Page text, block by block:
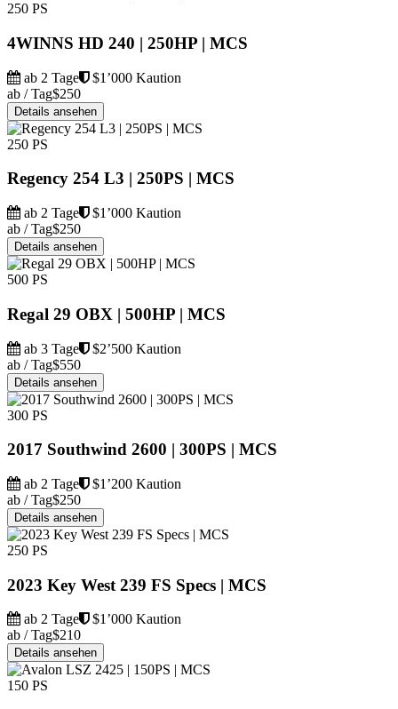
250 PS
4WINNS HD 240 | 250HP | MCS
ab 2 Tage
$1’000 Kaution
ab / Tag$250
Details ansehen
250 PS
Regency 254 L3 | 250PS | MCS
ab 2 Tage
$1’000 Kaution
ab / Tag$250
Details ansehen
500 PS
Regal 29 OBX | 500HP | MCS
ab 3 Tage
$2’500 Kaution
ab / Tag$550
Details ansehen
300 PS
2017 Southwind 2600 | 300PS | MCS
ab 2 Tage
$1’200 Kaution
ab / Tag$250
Details ansehen
250 PS
2023 Key West 239 FS Specs | MCS
ab 2 Tage
$1’000 Kaution
ab / Tag$210
Details ansehen
150 PS